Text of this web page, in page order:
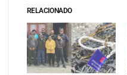
RELACIONADO